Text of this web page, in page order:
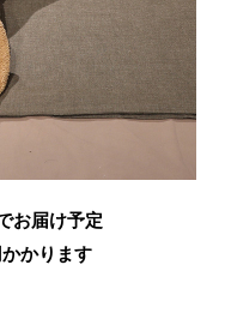
お届け予定
かかります